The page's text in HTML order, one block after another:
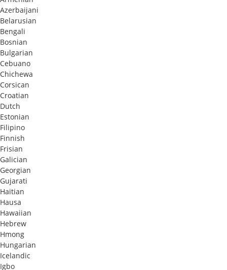
Azerbaijani
Belarusian
Bengali
Bosnian
Bulgarian
Cebuano
Chichewa
Corsican
Croatian
Dutch
Estonian
Filipino
Finnish
Frisian
Galician
Georgian
Gujarati
Haitian
Hausa
Hawaiian
Hebrew
Hmong
Hungarian
Icelandic
Igbo